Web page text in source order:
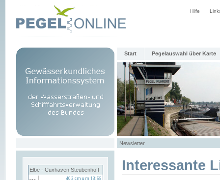
Hilfe
Start Pegelauswahl über Karte
Newsletter
Elbe - Cuxhaven Steubenhöft Interessante